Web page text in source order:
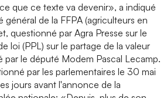
que ce texte va devenir», a indiqué
général de la FFPA (agriculteurs en
questionné par Agra Presse sur le
loi (PPL) sur le partage de la valeur
par le député Modem Pascal Lecamp.
par les parlementaires le 30 mai
jours avant l'annonce de la